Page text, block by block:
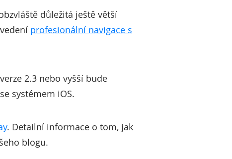
důležitá ještě větší
profesionální navigace s
2.3 nebo vyšší bude
systémem iOS.
. Detailní informace o tom, jak
blogu.